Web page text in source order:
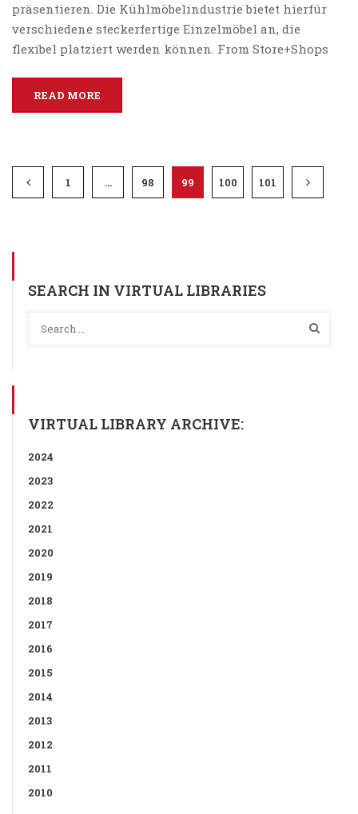
präsentieren. Die Kühlmöbelindustrie bietet hierfür
verschiedene steckerfertige Einzelmöbel an, die
flexibel platziert werden können. From Store+Shops
READ MORE
1 … 98 99 100 101
SEARCH IN VIRTUAL LIBRARIES
VIRTUAL LIBRARY ARCHIVE:
2024
2023
2022
2021
2020
2019
2018
2017
2016
2015
2014
2013
2012
2011
2010